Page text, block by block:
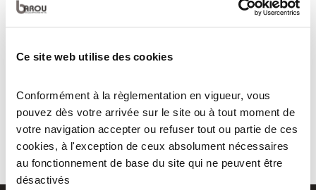
Ce site web utilise des cookies
Conformément à la règlementation en vigueur, vous
pouvez dès votre arrivée sur le site ou à tout moment de
votre navigation accepter ou refuser tout ou partie de ces
cookies, à l'exception de ceux absolument nécessaires
au fonctionnement de base du site qui ne peuvent être
désactivés